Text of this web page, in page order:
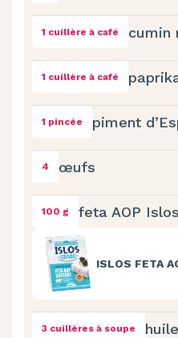
1 cuillère à café cumin
1 cuillère à café
1 pincée piment
4 œufs
100 g feta AOP Islos
ISLOS FETA
3 cuillères à soupe